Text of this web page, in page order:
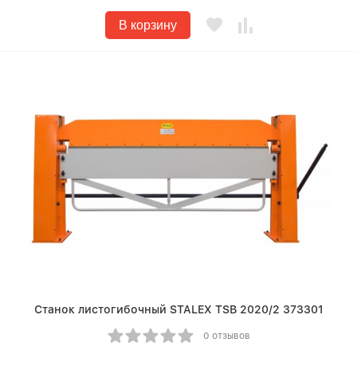
В корзину
Станок листогибочный STALEX TSB 2020/2 373301
0 отзывов